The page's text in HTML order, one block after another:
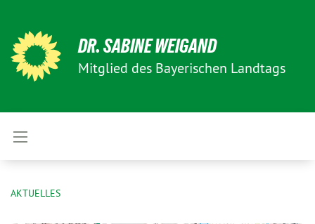
DR. SABINE WEIGAND
Mitglied des Bayerischen Landtags
AKTUELLES